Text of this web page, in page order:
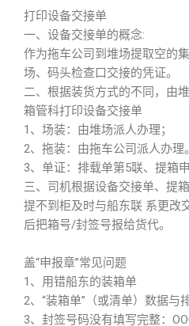
打印设备交接单
一、设备交接单的概念:
作为拖车公司到堆场提取空的
场、码头检查口交接的凭证。
二、根据装货方式的不同，由
箱管科打印设备交接单
1、场装：由堆场派人办理；
2、拖装：由拖车公司派人办理。
3、单证：排载单第5联、提箱
三、司机根据设备交接单、提
提不到柜及时与船东联 系更改
后把箱号/封签号报给货代。
盖“申报章”常见问题
1、用错船东的装箱单
2、“装箱单”（或清单）数据与
3、封签号码没有填写完整：